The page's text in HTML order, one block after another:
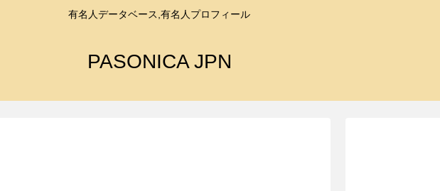
有名人データベース,有名人プロフィール
PASONICA JPN